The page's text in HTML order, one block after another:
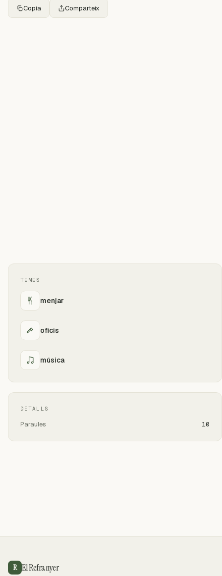
Copia Comparteix
TEMES
menjar
oficis
música
DETALLS
Paraules 10
R El Refranyer